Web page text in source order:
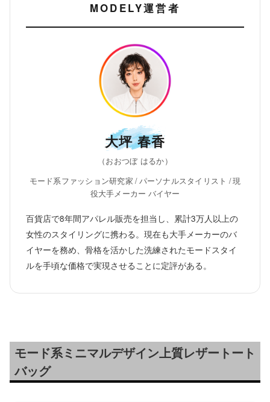
MODELY運営者
大坪 春香
（おおつぼ はるか）
モード系ファッション研究家 / パーソナルスタイリスト / 現
役大手メーカー バイヤー
百貨店で8年間アパレル販売を担当し、累計3万人以上の
女性のスタイリングに携わる。現在も大手メーカーのバ
イヤーを務め、骨格を活かした洗練されたモードスタイ
ルを手頃な価格で実現させることに定評がある。
モード系ミニマルデザイン上質レザートート
バッグ